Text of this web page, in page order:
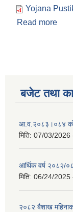
Yojana
Read more
बजेट तथा
आ.व.२०८३।०८४ को
मिति: 07/03/2026
आर्थिक वर्ष २०८२/
मिति: 06/24/2025
२०८२ बैशाख